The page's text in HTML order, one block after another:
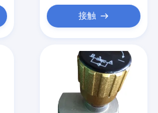
接触